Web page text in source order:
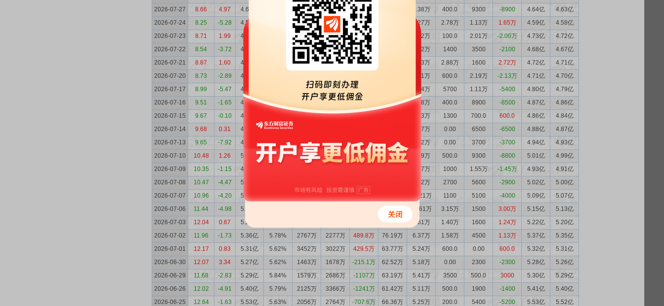
2026-07-27
8.66 4.97 4.64亿 2478万 1935万 543.0万 4.38万 400.0 9300 -8900 4.64亿
4.63亿
2026-07-24
8.25 -5.28 4.58亿 1973万 3383万 -1411万 5.27万 2.78万 1.13万 1.65万 4.59亿
4.58亿
2026-07-23
8.71 1.99 4.72亿 2272万 1828万 444.0万 3.62万 100.0 2.01万 -2.00万 4.73亿
4.72亿
2026-07-22
8.54 -3.72 4.68亿 1520万 1872万 -352.3万 5.62万 1400 3500 -2100 4.68亿
4.67亿
2026-07-21
8.87 1.60 4.71亿 1518万 1442万 75.64万 5.83万 2.88万 1600 2.72万 4.72亿
4.71亿
2026-07-20
8.73 -2.89 4.71亿 3.11万 600.0 2.19万 -2.13万 4.71亿
4.70亿
2026-07-17
8.99 -5.47 4.79亿 1131万 1885万 -753.6万 5.24万 5700 1.11万 -5400 4.80亿
4.79亿
2026-07-16
9.51 -1.65 4.87亿 6.59% 1197万 1043万 153.4万 54.97万 5.78万 400.0 8900 -8500 4.87亿
4.86亿
2026-07-15
9.67 -0.10 4.85亿 1105万 1324万 -219.1万 6.63万 1300 700.0 600.0 4.86亿
4.84亿
2026-07-14
9.68 0.31 4.87亿 6.48% 6.57万 0.00 6500 -6500 4.88亿
4.87亿
2026-07-13
9.65 -7.92 4.94亿 6.59% 1557万 2189万 -632.6万 69.67万 7.22万 0.00 3700 -3700 4.94亿
4.93亿
2026-07-10
10.48 1.26 5.00亿 6.15% 3094万 2322万 772.0万 79.54万 7.59万 500.0 9300 -8800 5.01亿
4.99亿
2026-07-09
10.35 -1.15 4.92亿 8.47万 1000 1.55万 -1.45万 4.93亿
4.91亿
2026-07-08
10.47 -4.47 5.01亿 9.92万 2700 5600 -2900 5.02亿
5.00亿
2026-07-07
10.96 -4.20 5.08亿 -577.0万 10.21万 1100 5100 -4000 5.09亿
5.07亿
2026-07-06
11.44 -4.98 5.14亿 121.4万 10.61万 3.15万 1500 3.00万 5.15亿
5.13亿
2026-07-03
12.04 0.67 5.21亿 91.62万 7.61万 1.40万 1600 1.24万 5.22亿
5.20亿
2026-07-02
11.96 -1.73 5.36亿 5.78% 2767万 2277万 489.8万 76.19万 6.37万 1.58万 4500 1.13万 5.37亿
5.35亿
2026-07-01
12.17 0.83 5.31亿 5.62% 3452万 3022万 429.5万 63.77万 5.24万 600.0 0.00 600.0 5.32亿
5.31亿
2026-06-30
12.07 3.34 5.27亿 5.62% 1463万 1678万 -215.1万 62.52万 5.18万 0.00 2300 -2300 5.28亿
5.26亿
2026-06-29
11.68 -2.83 5.29亿 5.84% 1579万 2686万 -1107万 63.19万 5.41万 3500 500.0 3000 5.30亿
5.29亿
2026-06-26
12.02 -4.91 5.40亿 5.79% 2125万 3366万 -1241万 61.42万 5.11万 500.0 1900 -1400 5.41亿
5.40亿
2026-06-25
12.64 -1.63 5.53亿 5.63% 2056万 2764万 -707.6万 66.36万 5.25万 200.0 5400 -5200 5.53亿
5.52亿